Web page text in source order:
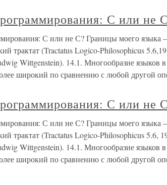
С или не
С или не С? Границы моего языка
трактат (Tractatus Logico-Philosophicus
Wittgenstein). 14.1. Многообразие языков
широкий по сравнению с любой другой
С или не
С или не С? Границы моего языка
трактат (Tractatus Logico-Philosophicus
Wittgenstein). 14.1. Многообразие языков
широкий по сравнению с любой другой